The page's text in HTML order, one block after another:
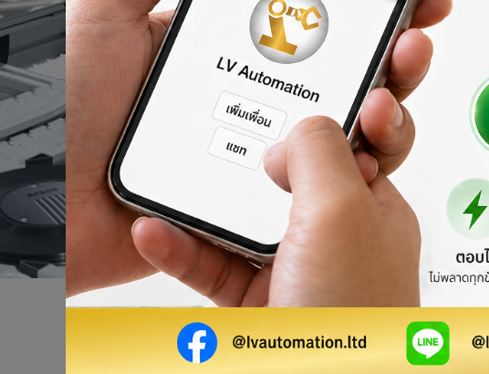
ผลิตภัณฑ์ของเรา